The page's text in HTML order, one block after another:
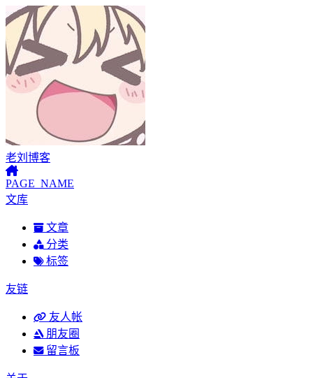
老刘博客
PAGE_NAME
文库
文章
分类
标签
友链
友人帐
朋友圈
留言板